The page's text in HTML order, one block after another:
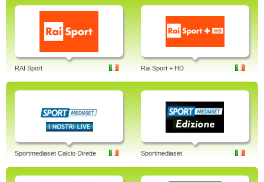
RAI Sport Rai Sport + HD
Sportmediaset Calcio Dirette Sportmediaset